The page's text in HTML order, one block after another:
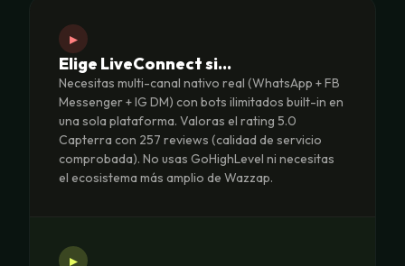
▸
Elige LiveConnect si…
Necesitas multi-canal nativo real (WhatsApp + FB
Messenger + IG DM) con bots ilimitados built-in en
una sola plataforma. Valoras el rating 5.0
Capterra con 257 reviews (calidad de servicio
comprobada). No usas GoHighLevel ni necesitas
el ecosistema más amplio de Wazzap.
▸